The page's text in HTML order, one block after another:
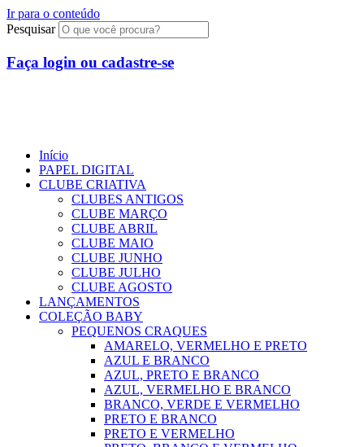
Ir para o conteúdo
Pesquisar
Faça login ou cadastre-se
Início
PAPEL DIGITAL
CLUBE CRIATIVA
CLUBES ANTIGOS
CLUBE MARÇO
CLUBE ABRIL
CLUBE MAIO
CLUBE JUNHO
CLUBE JULHO
CLUBE AGOSTO
LANÇAMENTOS
COLEÇÃO BABY
PEQUENOS CRAQUES
AMARELO, VERMELHO E PRETO
AZUL E BRANCO
AZUL, PRETO E BRANCO
AZUL, VERMELHO E BRANCO
BRANCO, VERDE E VERMELHO
PRETO E BRANCO
PRETO E VERMELHO